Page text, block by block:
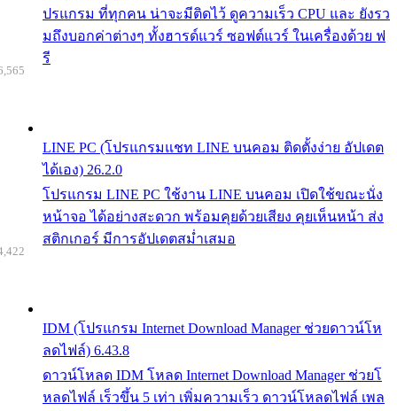
ปรแกรม ที่ทุกคน น่าจะมีติดไว้ ดูความเร็ว CPU และ ยังรว
มถึงบอกค่าต่างๆ ทั้งฮารด์แวร์ ซอฟต์แวร์ ในเครื่องด้วย ฟ
รี
LINE PC (โปรแกรมแชท LINE บนคอม ติดตั้งง่าย อัปเดต
ได้เอง) 26.2.0
โปรแกรม LINE PC ใช้งาน LINE บนคอม เปิดใช้ขณะนั่ง
หน้าจอ ได้อย่างสะดวก พร้อมคุยด้วยเสียง คุยเห็นหน้า ส่ง
สติกเกอร์ มีการอัปเดตสม่ำเสมอ
IDM (โปรแกรม Internet Download Manager ช่วยดาวน์โห
ลดไฟล์) 6.43.8
ดาวน์โหลด IDM โหลด Internet Download Manager ช่วยโ
หลดไฟล์ เร็วขึ้น 5 เท่า เพิ่มความเร็ว ดาวน์โหลดไฟล์ เพล